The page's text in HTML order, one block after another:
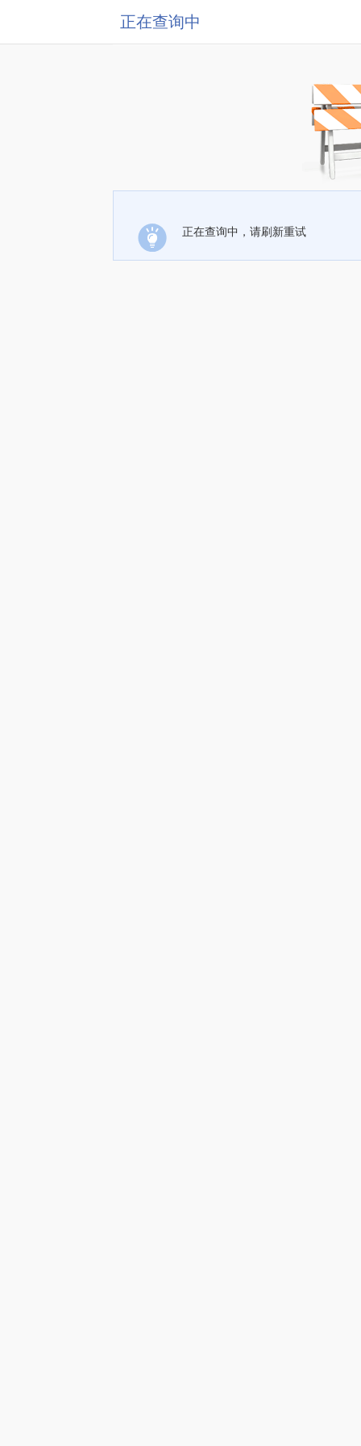
正在查询中
正在查询中，请刷新重试